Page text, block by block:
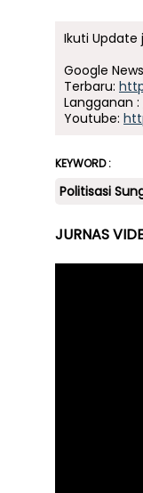
Ikuti Update
Google
Terbaru:
Langganan :
Youtube:
KEYWORD :
Politisasi
JURNAS